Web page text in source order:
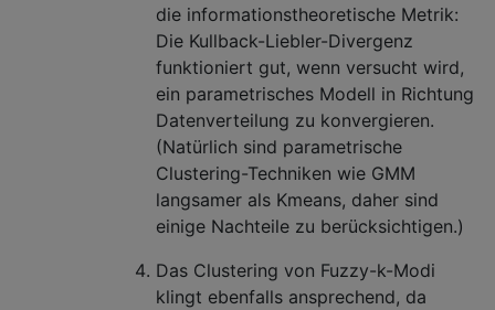
die informationstheoretische Metrik:
Die Kullback-Liebler-Divergenz
funktioniert gut, wenn versucht wird,
ein parametrisches Modell in Richtung
Datenverteilung zu konvergieren.
(Natürlich sind parametrische
Clustering-Techniken wie GMM
langsamer als Kmeans, daher sind
einige Nachteile zu berücksichtigen.)
Das Clustering von Fuzzy-k-Modi
klingt ebenfalls ansprechend, da